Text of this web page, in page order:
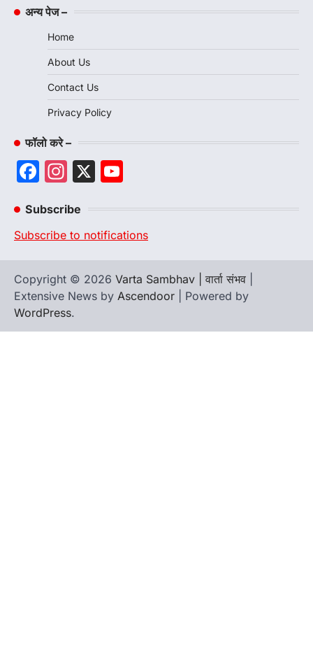
अन्य पेज –
Home
About Us
Contact Us
Privacy Policy
फॉलो करे –
Facebook
Instagram
X
Subscribe
Subscribe to notifications
Copyright © 2026 Varta Sambhav | वार्ता संभव
Extensive News by Ascendoor | Powered by
WordPress.